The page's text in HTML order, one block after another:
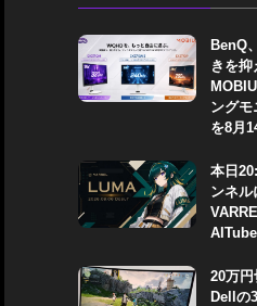
BenQ
きを
ングモ
を8月
本日
ンネル
20万
Dellの